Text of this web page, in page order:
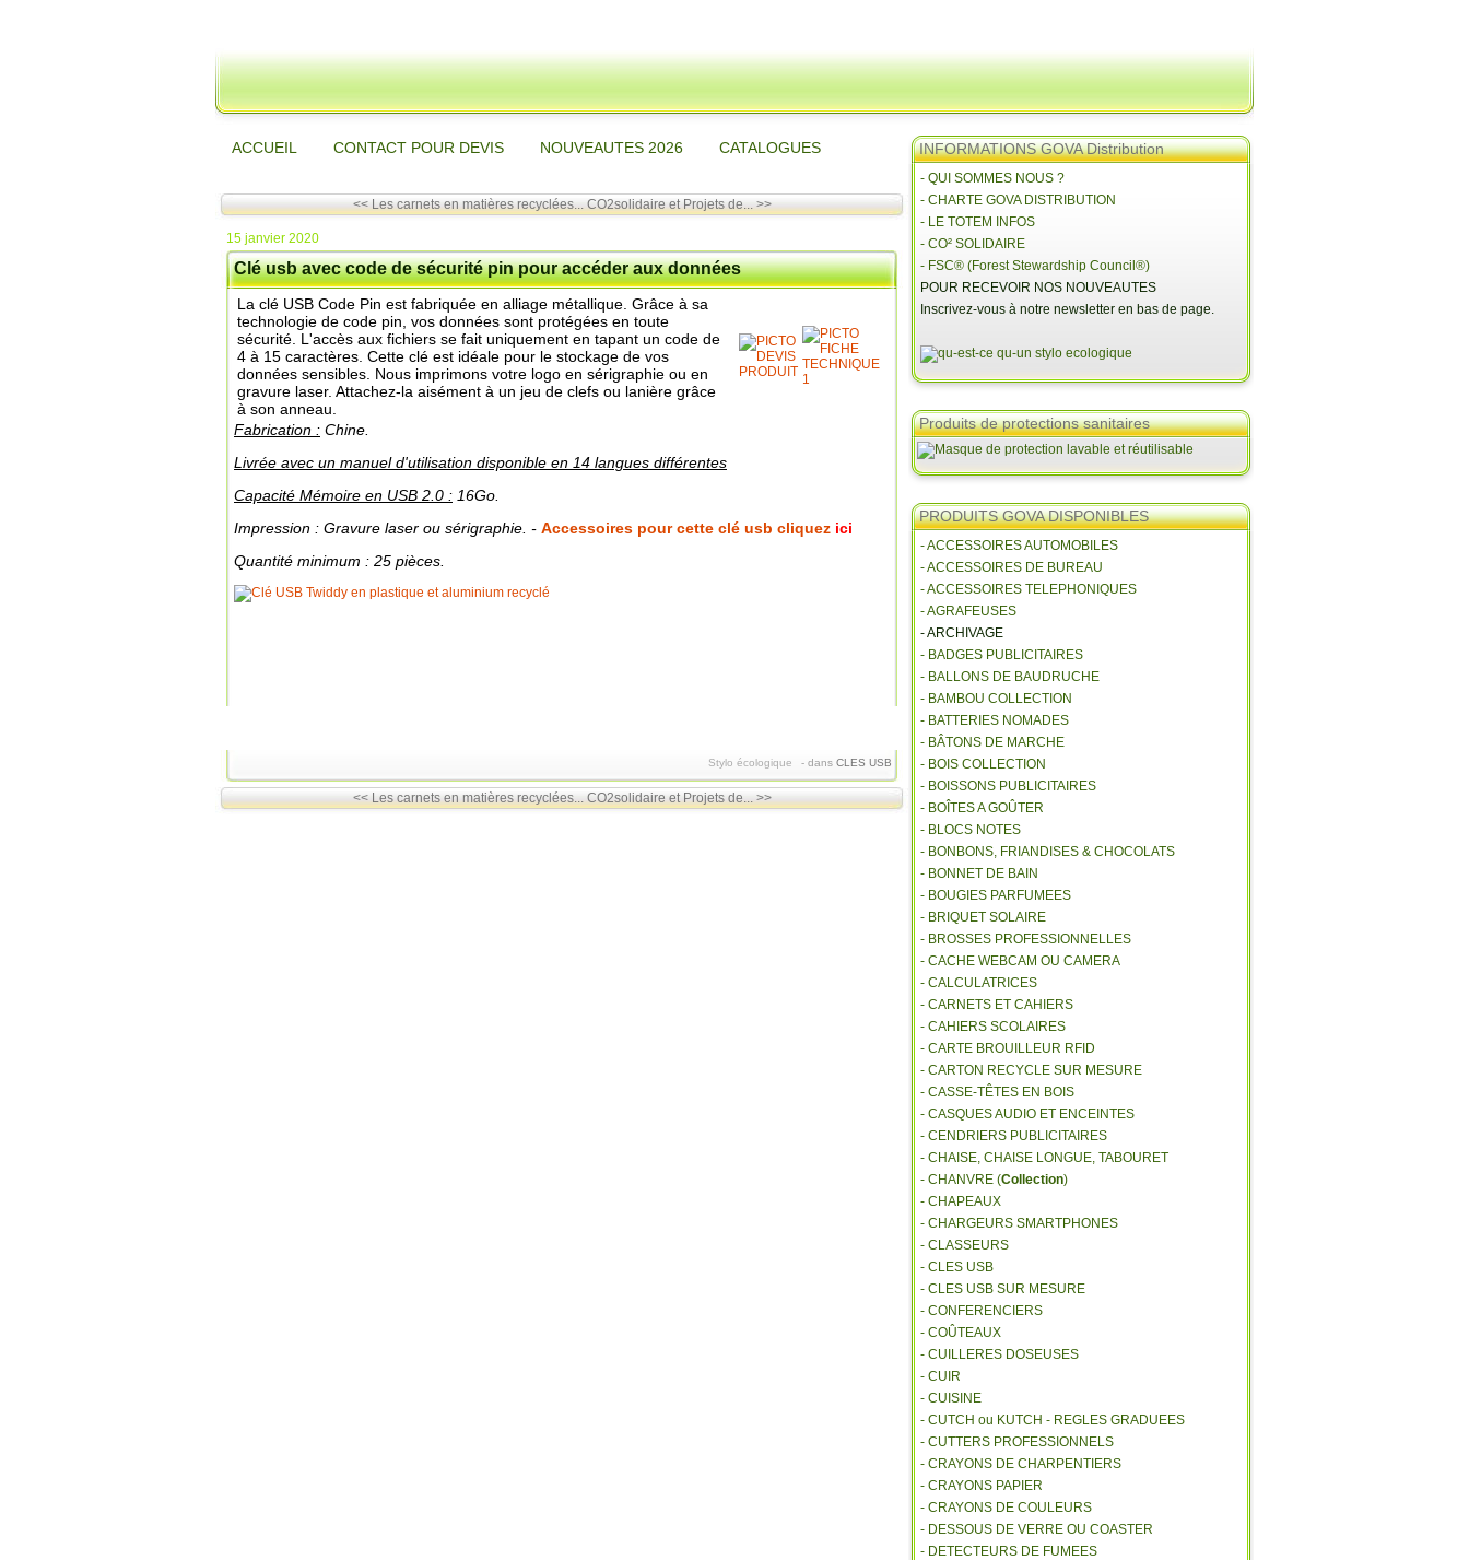
ACCUEIL CONTACT POUR DEVIS NOUVEAUTES 2026 CATALOGUES
<< Les carnets en matières recyclées... CO2solidaire et Projets de... >>
15 janvier 2020
Clé usb avec code de sécurité pin pour accéder aux données
La clé USB Code Pin est fabriquée en alliage métallique. Grâce à sa
technologie de code pin, vos données sont protégées en toute
sécurité. L'accès aux fichiers se fait uniquement en tapant un code de
4 à 15 caractères. Cette clé est idéale pour le stockage de vos
données sensibles. Nous imprimons votre logo en sérigraphie ou en
gravure laser. Attachez-la aisément à un jeu de clefs ou lanière grâce
à son anneau.
Fabrication : Chine.
Livrée avec un manuel d'utilisation disponible en 14 langues différentes
Capacité Mémoire en USB 2.0 : 16Go.
Impression : Gravure laser ou sérigraphie. - Accessoires pour cette clé usb cliquez ici
Quantité minimum : 25 pièces.
Stylo écologique - dans CLES USB
<< Les carnets en matières recyclées... CO2solidaire et Projets de... >>
INFORMATIONS GOVA Distribution
- QUI SOMMES NOUS ?
- CHARTE GOVA DISTRIBUTION
- LE TOTEM INFOS
- CO² SOLIDAIRE
- FSC® (Forest Stewardship Council®)
POUR RECEVOIR NOS NOUVEAUTES
Inscrivez-vous à notre newsletter en bas de page.
Produits de protections sanitaires
PRODUITS GOVA DISPONIBLES
- ACCESSOIRES AUTOMOBILES
- ACCESSOIRES DE BUREAU
- ACCESSOIRES TELEPHONIQUES
- AGRAFEUSES
- ARCHIVAGE
- BADGES PUBLICITAIRES
- BALLONS DE BAUDRUCHE
- BAMBOU COLLECTION
- BATTERIES NOMADES
- BÂTONS DE MARCHE
- BOIS COLLECTION
- BOISSONS PUBLICITAIRES
- BOÎTES A GOÛTER
- BLOCS NOTES
- BONBONS, FRIANDISES & CHOCOLATS
- BONNET DE BAIN
- BOUGIES PARFUMEES
- BRIQUET SOLAIRE
- BROSSES PROFESSIONNELLES
- CACHE WEBCAM OU CAMERA
- CALCULATRICES
- CARNETS ET CAHIERS
- CAHIERS SCOLAIRES
- CARTE BROUILLEUR RFID
- CARTON RECYCLE SUR MESURE
- CASSE-TÊTES EN BOIS
- CASQUES AUDIO ET ENCEINTES
- CENDRIERS PUBLICITAIRES
- CHAISE, CHAISE LONGUE, TABOURET
- CHANVRE (Collection)
- CHAPEAUX
- CHARGEURS SMARTPHONES
- CLASSEURS
- CLES USB
- CLES USB SUR MESURE
- CONFERENCIERS
- COÛTEAUX
- CUILLERES DOSEUSES
- CUIR
- CUISINE
- CUTCH ou KUTCH - REGLES GRADUEES
- CUTTERS PROFESSIONNELS
- CRAYONS DE CHARPENTIERS
- CRAYONS PAPIER
- CRAYONS DE COULEURS
- DESSOUS DE VERRE OU COASTER
- DETECTEURS DE FUMEES